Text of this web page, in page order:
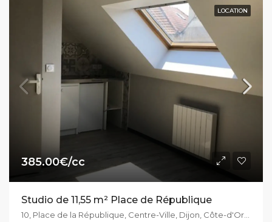
LOCATION
385.00€/cc
Studio de 11,55 m² Place de République